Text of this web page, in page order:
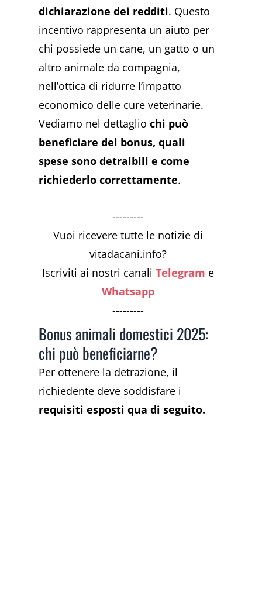
dichiarazione dei redditi. Questo
incentivo rappresenta un aiuto per
chi possiede un cane, un gatto o un
altro animale da compagnia,
nell’ottica di ridurre l’impatto
economico delle cure veterinarie.
Vediamo nel dettagliochi può
beneficiare del bonus, quali
spese sono detraibili e come
richiederlo correttamente.
---------
Vuoi ricevere tutte le notizie di
vitadacani.info?
Iscriviti ai nostri canaliTelegram e
Whatsapp
---------
Bonus animali domestici 2025:
chi può beneficiarne?
Per ottenere la detrazione, il
richiedente deve soddisfare i
requisiti esposti qua di seguito.